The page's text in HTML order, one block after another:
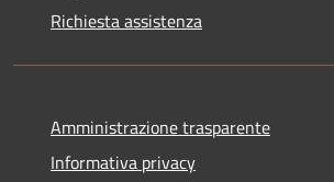
Richiesta assistenza
Amministrazione trasparente
Informativa privacy